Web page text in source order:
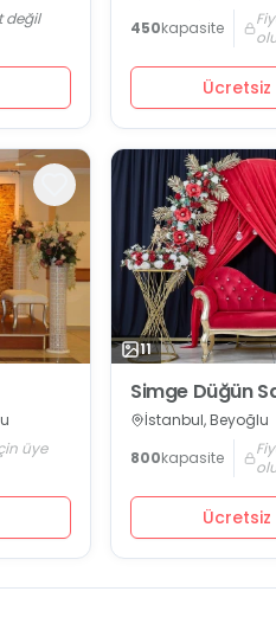
değil
450kapasite
üye
11
Simge Düğün
İstanbul, Beyoğlu
800kapasite